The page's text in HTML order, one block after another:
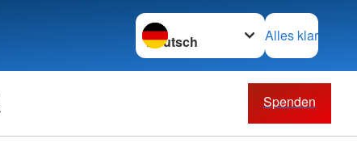
Sprache wechseln zu
Alles klar
Spenden